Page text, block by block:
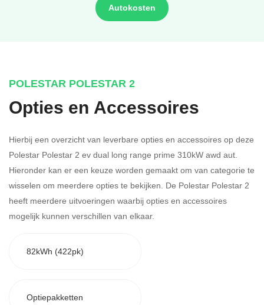
Autokosten
POLESTAR POLESTAR 2
Opties en Accessoires
Hierbij een overzicht van leverbare opties en accessoires op deze
Polestar Polestar 2 ev dual long range prime 310kW awd aut.
Hieronder kan er een keuze worden gemaakt om van categorie te
wisselen om meerdere opties te bekijken. De Polestar Polestar 2
heeft meerdere uitvoeringen waarbij opties en accessoires
mogelijk kunnen verschillen van elkaar.
82kWh (422pk)
Optiepakketten